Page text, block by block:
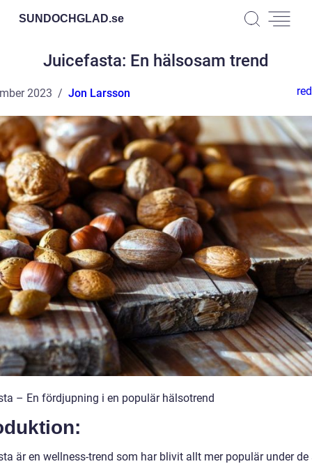
SUNDOCHGLAD.se
Juicefasta: En hälsosam trend
2023 Jon Larsson
– En fördjupning i en populär hälsotrend
är en wellness-trend som har blivit allt mer populär under de